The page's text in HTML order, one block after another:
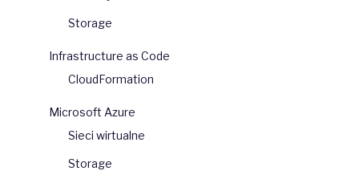
Storage
Infrastructure as Code
CloudFormation
Microsoft Azure
Sieci wirtualne
Storage